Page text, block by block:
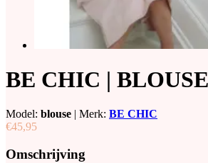
BE CHIC |
Model: blouse | Merk: BE CHIC
€45,95
Omschrijving